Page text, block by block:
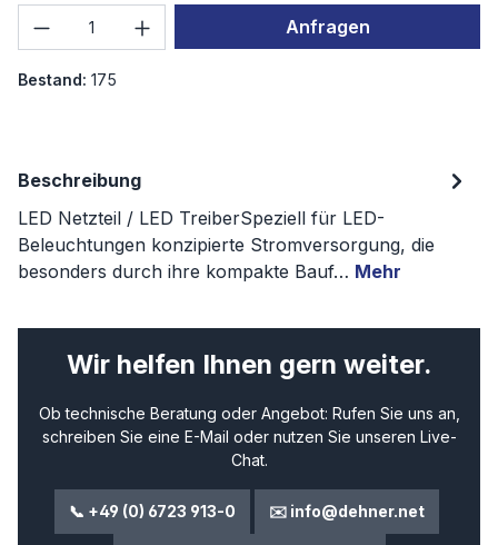
Produkt Anzahl: Gib den gewünschten
Anfragen
Bestand: 175
Beschreibung
LED Netzteil / LED TreiberSpeziell für LED-
Beleuchtungen konzipierte Stromversorgung, die
besonders durch ihre kompakte Bauf… Mehr
Wir helfen Ihnen gern weiter.
Ob technische Beratung oder Angebot: Rufen Sie uns an,
schreiben Sie eine E-Mail oder nutzen Sie unseren Live-
Chat.
📞 +49 (0) 6723 913-0 ✉️ info@dehner.net